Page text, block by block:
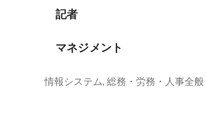
記者
マネジメント
情報システム, 総務・労務・人事全般